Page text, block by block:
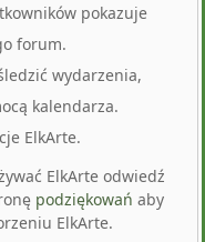
pokazuje
forum.
wydarzenia,
kalendarza.
ElkArte.
ElkArte odwiedź
podziękowań aby
ElkArte.